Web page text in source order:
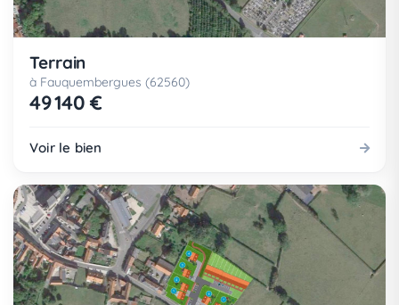
Terrain
à Fauquembergues (62560)
49 140 €
Voir le bien